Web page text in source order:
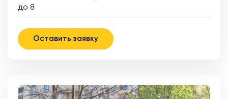
до 8
Оставить заявку